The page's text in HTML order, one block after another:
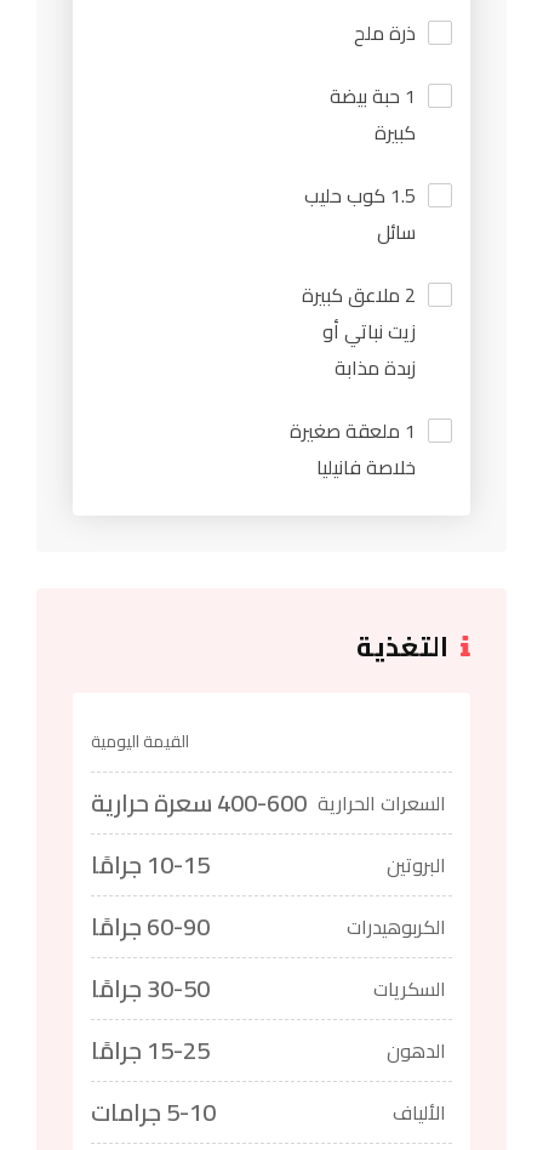
ذرة ملح
1 حبة بيضة
كبيرة
1.5 كوب حليب
سائل
2 ملاعق كبيرة
زيت نباتي أو
زبدة مذابة
1 ملعقة صغيرة
خلاصة فانيليا
التغذية
القيمة اليومية
السعرات الحرارية 400-600 سعرة حرارية
البروتين 10-15 جرامًا
الكربوهيدرات 60-90 جرامًا
السكريات 30-50 جرامًا
الدهون 15-25 جرامًا
الألياف 5-10 جرامات